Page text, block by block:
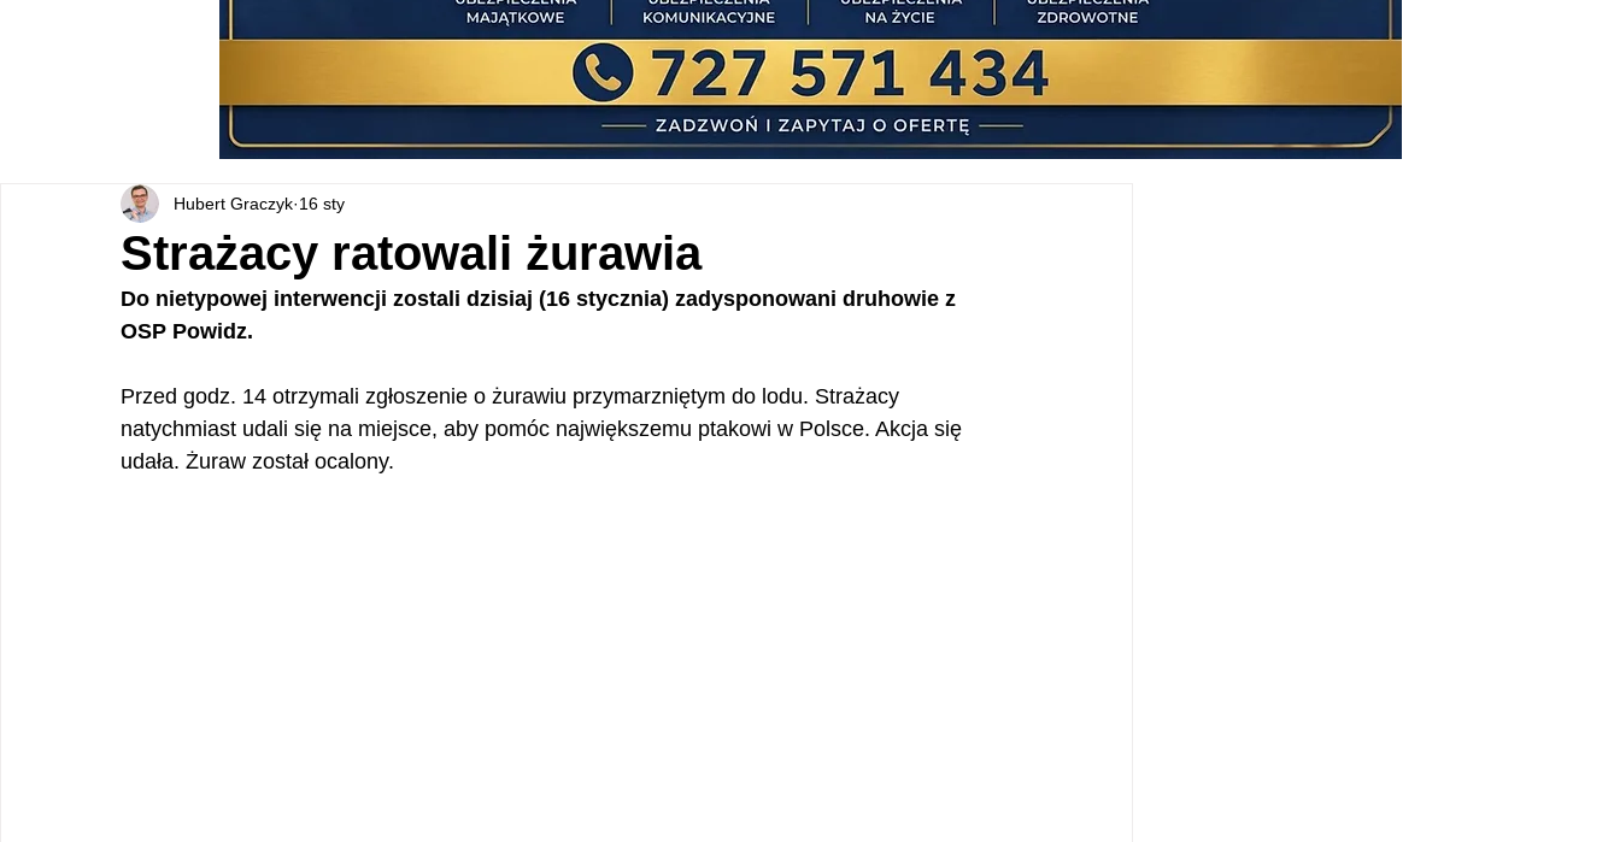
Strażacy ratowali żurawia
Hubert Graczyk 16 sty
Do nietypowej interwencji zostali dzisiaj (16 stycznia) zadysponowani druhowie z
OSP Powidz.
Przed godz. 14 otrzymali zgłoszenie o żurawiu przymarzniętym do lodu. Strażacy
natychmiast udali się na miejsce, aby pomóc największemu ptakowi w Polsce. Akcja się
udała. Żuraw został ocalony.